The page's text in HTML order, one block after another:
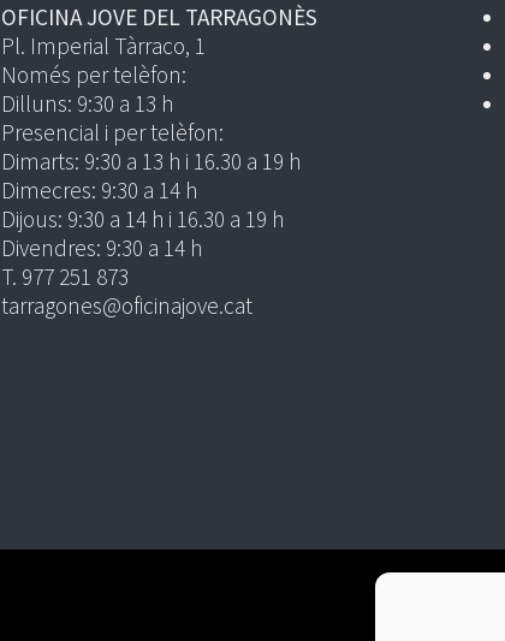
OFICINA JOVE DEL TARRAGONÈS
Pl. Imperial Tàrraco, 1
Només per telèfon:
Dilluns: 9:30 a 13 h
Presencial i per telèfon:
Dimarts: 9:30 a 13 h i 16.30 a 19 h
Dimecres: 9:30 a 14 h
Dijous: 9:30 a 14 h i 16.30 a 19 h
Divendres: 9:30 a 14 h
T. 977 251 873
tarragones@oficinajove.cat